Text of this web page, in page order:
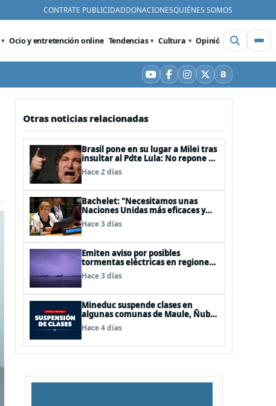
CONTRATE PUBLICIDADDONACIONESQUIÉNES SOMOS
Ocio y entretención online Tendencias Cultura Opinión Videos
YouTube
Facebook
Instagram
X BBluesky
Otras noticias relacionadas
Brasil pone en su lugar a Milei tras
insultar al Pdte Lula: No repone al
embajador en BBSS y rebaja la
relación bilateral
Hace 2 días
Bachelet: "Necesitamos unas
Naciones Unidas más eficaces y
cercanas a las personas"
Hace 3 días
Emiten aviso por posibles
tormentas eléctricas en regiones
de Los Lagos y Aysén
Hace 3 días
Mineduc suspende clases en
algunas comunas de Maule, Ñuble
y La Araucanía para este lunes
Hace 4 días